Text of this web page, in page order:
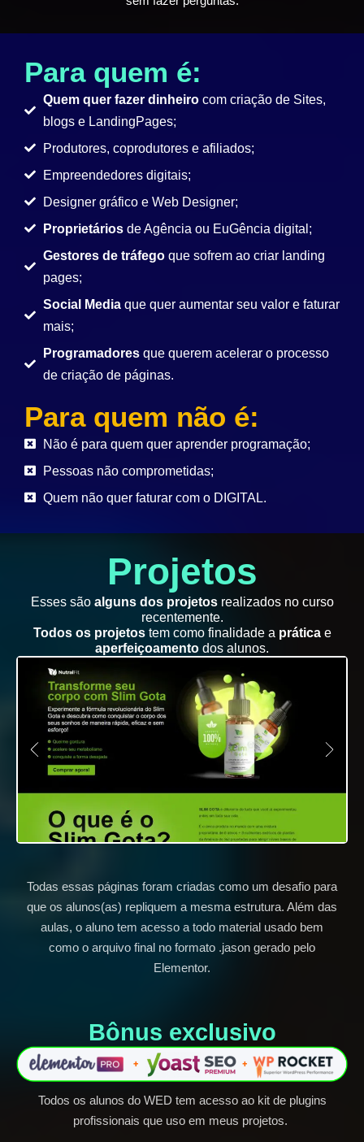
Para quem é:
Quem quer fazer dinheiro com criação de Sites,
blogs e LandingPages;
Produtores, coprodutores e afiliados;
Empreendedores digitais;
Designer gráfico e Web Designer;
Proprietários de Agência ou EuGência digital;
Gestores de tráfegoque sofrem ao criar landing
pages;
Social Media que quer aumentar seu valor e faturar
mais;
Programadores que querem acelerar o processo
de criação de páginas.
Para quem não é:
Não é para quem quer aprender programação;
Pessoas não comprometidas;
Quem não quer faturar com o DIGITAL.
Projetos
Esses sãoalguns dos projetosrealizados no curso
recentemente.
Todos os projetos tem como finalidade a prática e
aperfeiçoamento dos alunos.
Todas essas páginas foram criadas como um desafio para
que os alunos(as) repliquem a mesma estrutura. Além das
aulas, o aluno tem acesso a todo material usado bem
como o arquivo final no formato .jason gerado pelo
Elementor.
Bônus exclusivo​
Todos os alunos do WED tem acesso ao kit de plugins
profissionais que uso em meus projetos.